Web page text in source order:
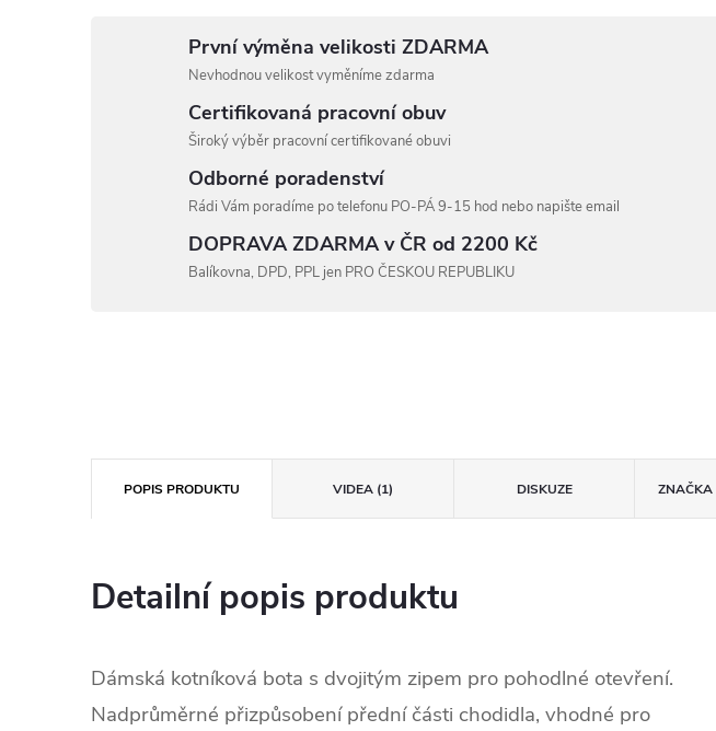
První výměna velikosti ZDARMA
Nevhodnou velikost vyměníme zdarma
Certifikovaná pracovní obuv
Široký výběr pracovní certifikované obuvi
Odborné poradenství
Rádi Vám poradíme po telefonu PO-PÁ 9-15 hod nebo napište email
DOPRAVA ZDARMA v ČR od 2200 Kč
Balíkovna, DPD, PPL jen PRO ČESKOU REPUBLIKU
POPIS PRODUKTU VIDEA (1) DISKUZE ZNAČKA
Detailní popis produktu
Dámská kotníková bota s dvojitým zipem pro pohodlné otevření.
Nadprůměrné přizpůsobení přední části chodidla, vhodné pro